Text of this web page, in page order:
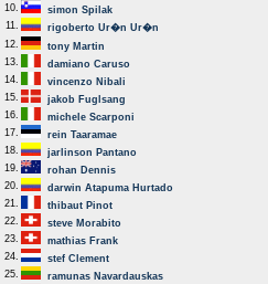
10.
simon Spilak
11.
rigoberto Ur�n Ur�n
12.
tony Martin
13.
damiano Caruso
14.
vincenzo Nibali
15.
jakob Fuglsang
16.
michele Scarponi
17.
rein Taaramae
18.
jarlinson Pantano
19.
rohan Dennis
20.
darwin Atapuma Hurtado
21.
thibaut Pinot
22.
steve Morabito
23.
mathias Frank
24.
stef Clement
25.
ramunas Navardauskas